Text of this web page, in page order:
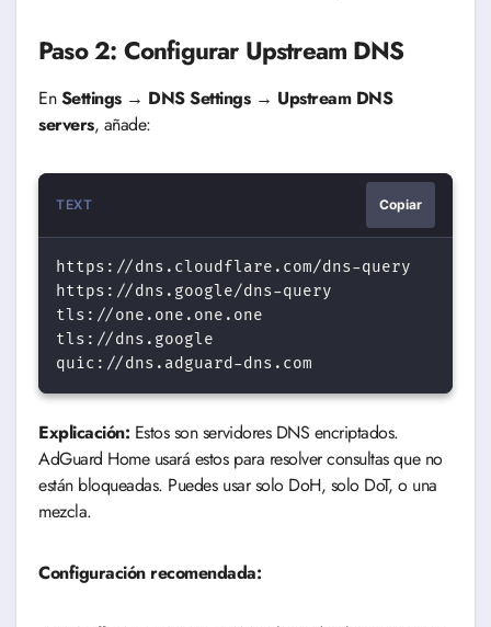
Paso 2: Configurar Upstream DNS
EnSettings → DNS Settings → Upstream DNS
servers, añade:
TEXT Copiar
https://dns.cloudflare.com/dns-query
https://dns.google/dns-query
tls://one.one.one.one
tls://dns.google
Explicación: Estos son servidores DNS encriptados.
AdGuard Home usará estos para resolver consultas que no
están bloqueadas. Puedes usar solo DoH, solo DoT, o una
mezcla.
Configuración recomendada: